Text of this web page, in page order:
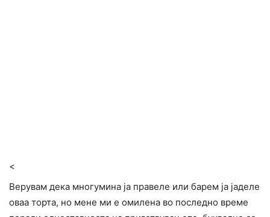
<
Верувам дека многумина ја правеле или барем ја јаделе
оваа торта, но мене ми е омилена во последно време